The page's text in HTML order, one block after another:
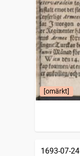
[omärkt]
1693-07-24